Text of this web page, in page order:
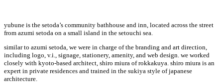
yubune is the setoda’s community bathhouse and inn, located across the street
from azumi setoda on a small island in the setouchi sea.
similar to azumi setoda, we were in charge of the branding and art direction,
including logo, v.i., signage, stationery, amenity, and web design. we worked
closely with kyoto-based architect, shiro miura of rokkakuya. shiro miura is an
expert in private residences and trained in the sukiya style of japanese
architecture.